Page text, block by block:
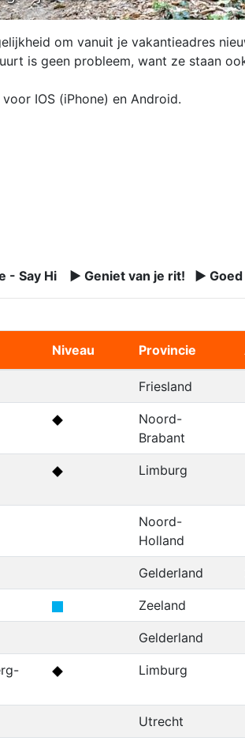
om vanuit je vakantieadres
is geen probleem, want ze staan
IOS (iPhone) en Android.
- Say Hi ► Geniet van je rit! ► Goed
Niveau Provincie
Friesland
Noord-
Brabant
Limburg
Noord-
Holland
Gelderland
Zeeland
Gelderland
Limburg
Utrecht